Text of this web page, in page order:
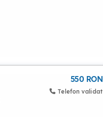
550 RON
Telefon validat